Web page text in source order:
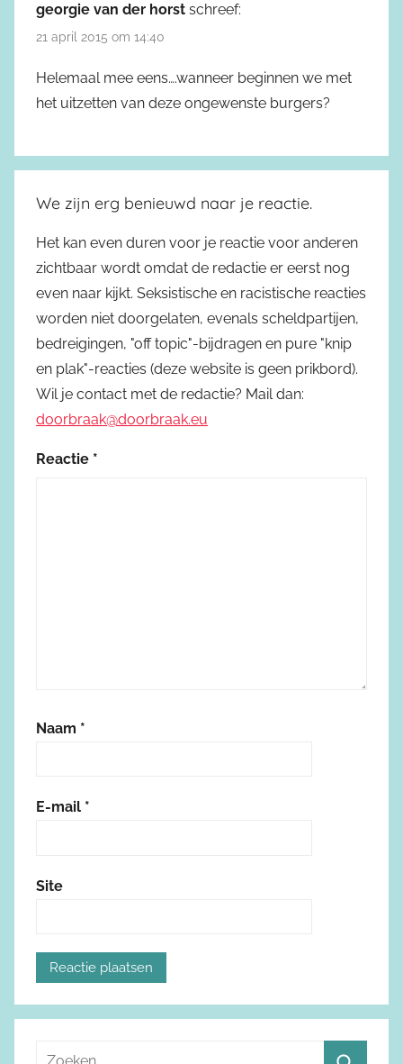
georgie van der horst schreef:
21 april 2015 om 14:40
Helemaal mee eens….wanneer beginnen we met
het uitzetten van deze ongewenste burgers?
We zijn erg benieuwd naar je reactie.
Het kan even duren voor je reactie voor anderen
zichtbaar wordt omdat de redactie er eerst nog
even naar kijkt. Seksistische en racistische reacties
worden niet doorgelaten, evenals scheldpartijen,
bedreigingen, "off topic"-bijdragen en pure "knip
en plak"-reacties (deze website is geen prikbord).
Wil je contact met de redactie? Mail dan:
doorbraak@doorbraak.eu
Reactie *
Naam *
E-mail *
Site